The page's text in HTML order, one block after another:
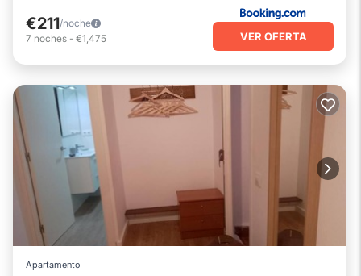
€211/noche
7 noches - €1,475 VER OFERTA
Apartamento